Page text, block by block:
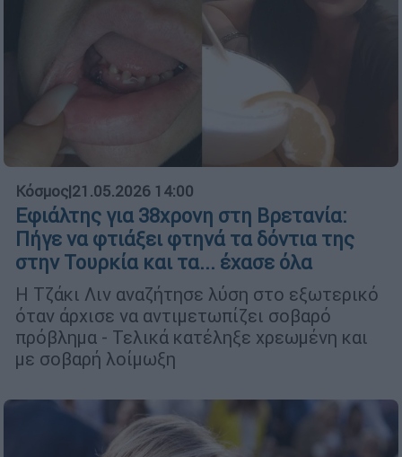
Κόσμος|21.05.2026 14:00
Εφιάλτης για 38χρονη στη Βρετανία:
Πήγε να φτιάξει φτηνά τα δόντια της
στην Τουρκία και τα... έχασε όλα
Η Τζάκι Λιν αναζήτησε λύση στο εξωτερικό
όταν άρχισε να αντιμετωπίζει σοβαρό
πρόβλημα - Τελικά κατέληξε χρεωμένη και
με σοβαρή λοίμωξη